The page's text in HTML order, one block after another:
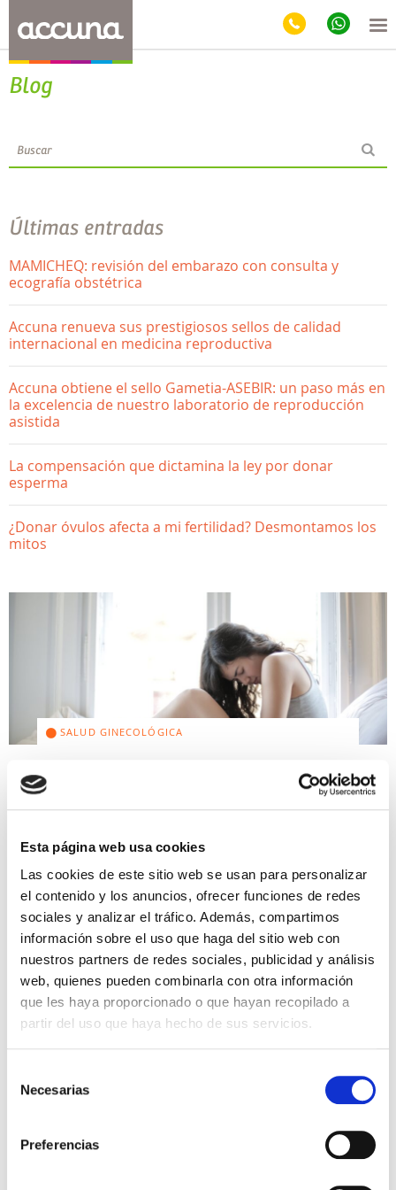
Esta página web usa cookies
Las cookies de este sitio web se usan para personalizar
el contenido y los anuncios, ofrecer funciones de redes
sociales y analizar el tráfico. Además, compartimos
información sobre el uso que haga del sitio web con
nuestros partners de redes sociales, publicidad y análisis
web, quienes pueden combinarla con otra información
que les haya proporcionado o que hayan recopilado a
partir del uso que haya hecho de sus servicios.
Necesarias
Preferencias
Blog
Últimas entradas
MAMICHEQ: revisión del embarazo con consulta y
ecografía obstétrica
Accuna renueva sus prestigiosos sellos de calidad
internacional en medicina reproductiva
Accuna obtiene el sello Gametia-ASEBIR: un paso más en
la excelencia de nuestro laboratorio de reproducción
asistida
La compensación que dictamina la ley por donar
esperma
¿Donar óvulos afecta a mi fertilidad? Desmontamos los
mitos
SALUD GINECOLÓGICA
10 consejos para aliviar el
dolor y las molestias
menstruales
Acude al ginecólogo. Te podrá ayudar a regular tus
ciclos pautándote la toma de anticonceptivos y/o
prescribirte analgésicos específicos para tus
molestias. Descarta patologías que puedan ser
causantes de tus […]
Leer más >